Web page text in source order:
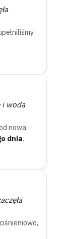
i woda
nowa,
dnia.